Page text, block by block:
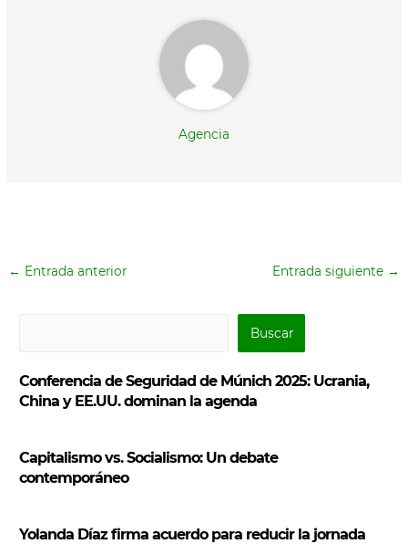
Agencia
← Entrada anterior Entrada siguiente →
s
c
Buscar
Conferencia de Seguridad de Múnich 2025: Ucrania,
China y EE.UU. dominan la agenda
Capitalismo vs. Socialismo: Un debate
contemporáneo
Yolanda Díaz firma acuerdo para reducir la jornada